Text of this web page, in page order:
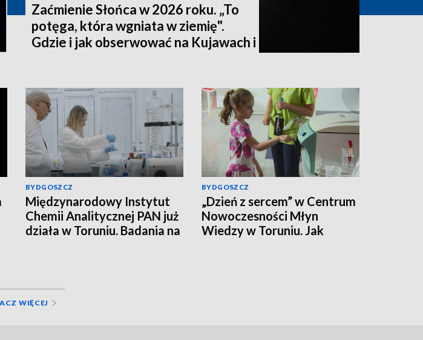
Zaćmienie Słońca w 2026 roku. „To
potęga, która wgniata w ziemię".
Gdzie i jak obserwować na Kujawach i
BYDGOSZCZ
Międzynarodowy Instytut
Chemii Analitycznej PAN już
działa w Toruniu. Badania na
BYDGOSZCZ
„Dzień z sercem” w Centrum
Nowoczesności Młyn
Wiedzy w Toruniu. Jak
WIĘCEJ